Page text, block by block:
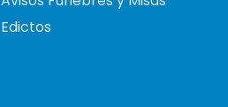
Edictos